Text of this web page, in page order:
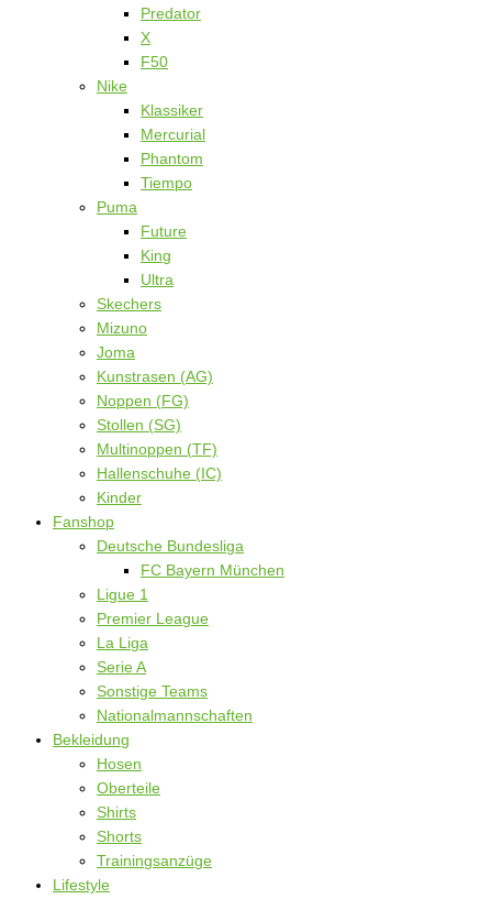
Predator
X
F50
Nike
Klassiker
Mercurial
Phantom
Tiempo
Puma
Future
King
Ultra
Skechers
Mizuno
Joma
Kunstrasen (AG)
Noppen (FG)
Stollen (SG)
Multinoppen (TF)
Hallenschuhe (IC)
Kinder
Fanshop
Deutsche Bundesliga
FC Bayern München
Ligue 1
Premier League
La Liga
Serie A
Sonstige Teams
Nationalmannschaften
Bekleidung
Hosen
Oberteile
Shirts
Shorts
Trainingsanzüge
Lifestyle